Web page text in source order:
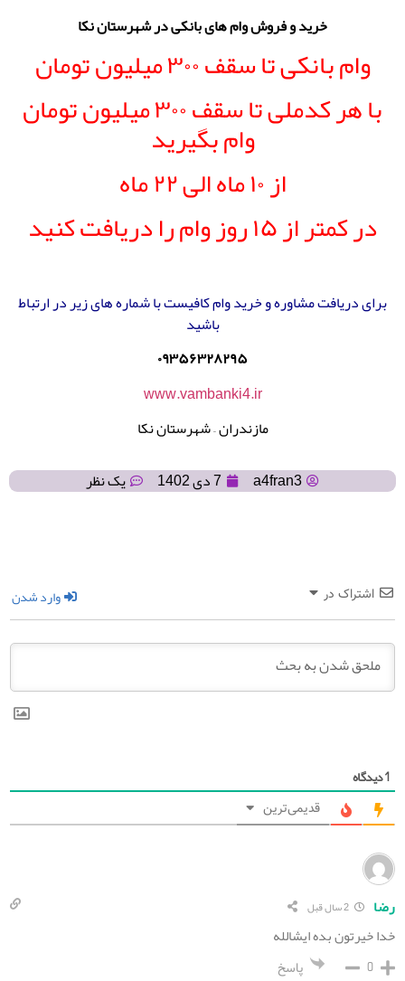
خرید و فروش وام های بانکی در شهرستان نکا
وام بانکی تا سقف ۳۰۰ میلیون تومان
با هر کدملی تا سقف ۳۰۰ میلیون تومان
وام بگیرید
از ۱۰ ماه الی ۲۲ ماه
در کمتر از ۱۵ روز وام را دریافت کنید
برای دریافت مشاوره و خرید وام کافیست با شماره های زیر در ارتباط
باشید
۰۹۳۵۶۳۲۸۲۹۵
www.vambanki4.ir
مازندران – شهرستان نکا
a4fran3
7 دی 1402 یک نظر
اشتراک در وارد شدن
1دیدگاه
قدیمی‌ترین
رضا 2 سال قبل
خدا خیرتون بده ایشالله
0 پاسخ